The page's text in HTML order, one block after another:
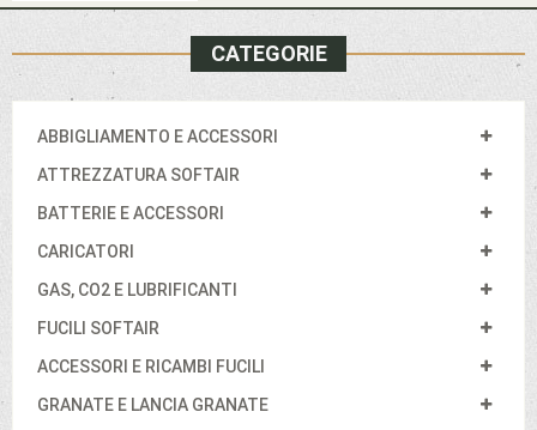
CATEGORIE
ABBIGLIAMENTO E ACCESSORI
ATTREZZATURA SOFTAIR
BATTERIE E ACCESSORI
CARICATORI
GAS, CO2 E LUBRIFICANTI
FUCILI SOFTAIR
ACCESSORI E RICAMBI FUCILI
GRANATE E LANCIA GRANATE